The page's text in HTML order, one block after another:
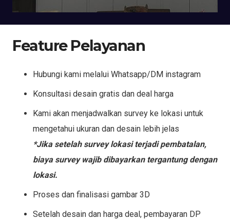
Feature Pelayanan
Hubungi kami melalui Whatsapp/DM instagram
Konsultasi desain gratis dan deal harga
Kami akan menjadwalkan survey ke lokasi untuk
mengetahui ukuran dan desain lebih jelas
*Jika setelah survey lokasi terjadi pembatalan,
biaya survey wajib dibayarkan tergantung dengan
lokasi.
Proses dan finalisasi gambar 3D
Setelah desain dan harga deal, pembayaran DP